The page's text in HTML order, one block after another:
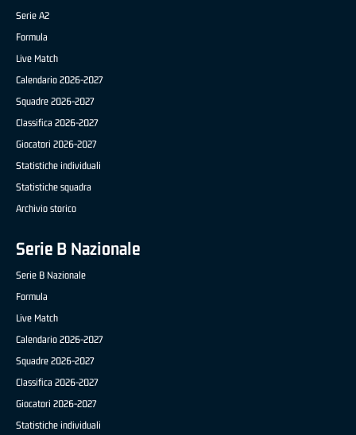
Serie A2
Formula
Live Match
Calendario 2026-2027
Squadre 2026-2027
Classifica 2026-2027
Giocatori 2026-2027
Statistiche individuali
Statistiche squadra
Archivio storico
Serie B Nazionale
Serie B Nazionale
Formula
Live Match
Calendario 2026-2027
Squadre 2026-2027
Classifica 2026-2027
Giocatori 2026-2027
Statistiche individuali